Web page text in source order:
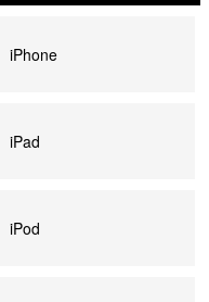
iPhone
iPad
iPod